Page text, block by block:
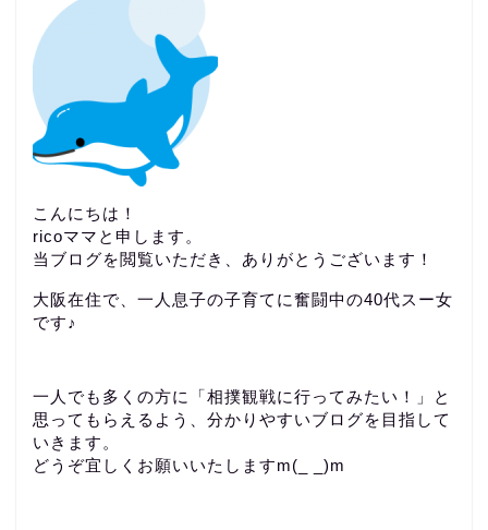
こんにちは！
ricoママと申します。
当ブログを閲覧いただき、ありがとうございます！
大阪在住で、一人息子の子育てに奮闘中の40代スー女
です♪
一人でも多くの方に「相撲観戦に行ってみたい！」と
思ってもらえるよう、分かりやすいブログを目指して
いきます。
どうぞ宜しくお願いいたしますm(_ _)m